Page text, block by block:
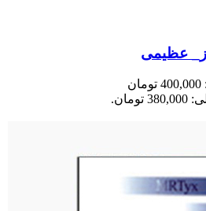
عظیمی
قیمت اصلی: 400,000 تومان